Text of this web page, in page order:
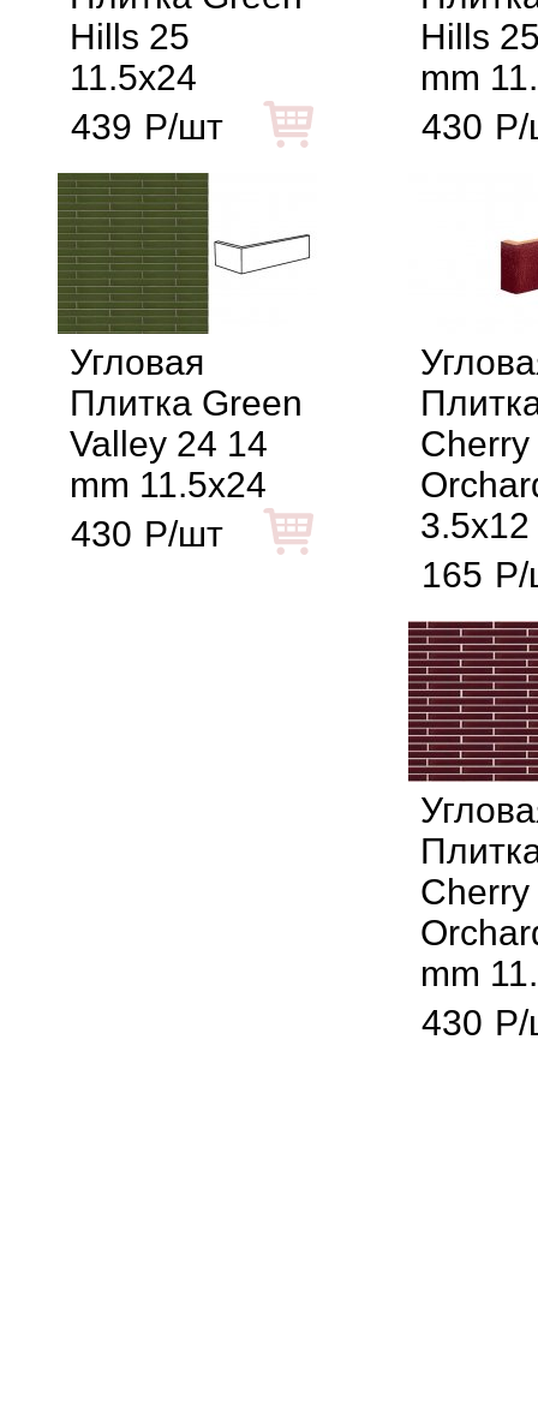
Hills 25
11.5x24
439 Р/шт
Hills
mm
430 Р/
Угловая
Плитка Green
Valley 24 14
mm 11.5x24
430 Р/шт
Cherry
3.5x12
165 Р/
Cherry
mm
430 Р/